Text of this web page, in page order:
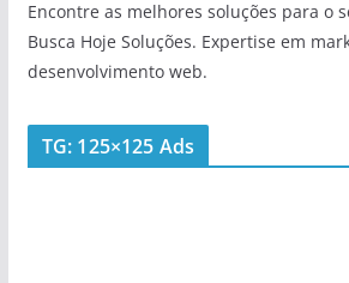
Encontre as melhores soluções para o
Busca Hoje Soluções. Expertise em
desenvolvimento web.
TG: 125×125 Ads